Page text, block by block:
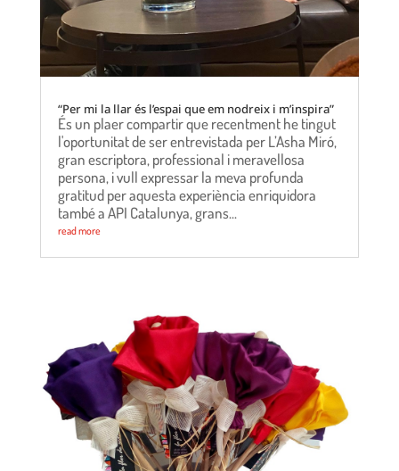
“Per mi la llar és l’espai que em nodreix i m’inspira”
És un plaer compartir que recentment he tingut
l'oportunitat de ser entrevistada per L’Asha Miró,
gran escriptora, professional i meravellosa
persona, i vull expressar la meva profunda
gratitud per aquesta experiència enriquidora
també a API Catalunya, grans...
read more